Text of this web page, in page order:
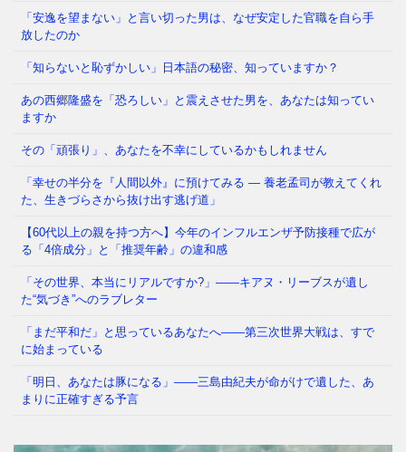
がっています。 議員たちの「海外視察」——その名
ま避難所に駆け込んだとし⇒ 続きを読む
「安逸を望まない」と言い切った男は、なぜ安定した官職を自ら手
放したのか
「知らないと恥ずかしい」日本語の秘密、知っていますか？
あの西郷隆盛を「恐ろしい」と震えさせた男を、あなたは知ってい
ますか
その「頑張り」、あなたを不幸にしているかもしれません
「幸せの半分を『人間以外』に預けてみる ― 養老孟司が教えてくれ
た、生きづらさから抜け出す逃げ道」
【60代以上の親を持つ方へ】今年のインフルエンザ予防接種で広が
る「4倍成分」と「推奨年齢」の違和感
「その世界、本当にリアルですか?」——キアヌ・リーブスが遺し
た“気づき”へのラブレター
「まだ平和だ」と思っているあなたへ——第三次世界大戦は、すで
に始まっている
「明日、あなたは豚になる」——三島由紀夫が命がけで遺した、あ
まりに正確すぎる予言